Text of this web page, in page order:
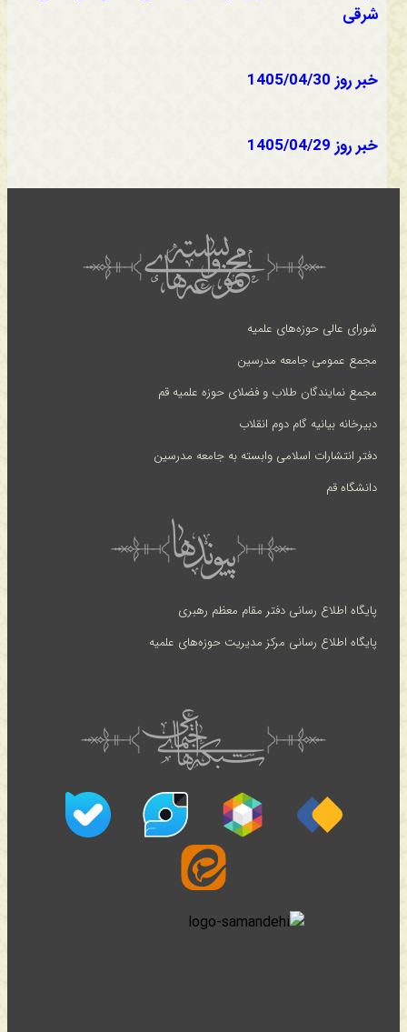
شرقی
خبر روز 1405/04/30
خبر روز 1405/04/29
شورای عالی حوزه‌های علمیه
مجمع عمومی جامعه مدرسین
مجمع نمایندگان طلاب و فضلای حوزه علمیه قم
دبیرخانه بیانیه گام دوم انقلاب
دفتر انتشارات اسلامی وابسته به جامعه مدرسین
دانشگاه قم
پایگاه اطلاع رسانی دفتر مقام معظم رهبری
پایگاه اطلاع رسانی مرکز مدیریت حوزه‌های علمیه